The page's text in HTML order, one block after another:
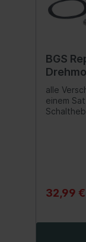
BGS
2834
alle
einem
32,99